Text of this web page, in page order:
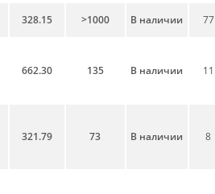
328.15 >1000 В наличии 77
662.30 135 В наличии 11
321.79 73 В наличии 8